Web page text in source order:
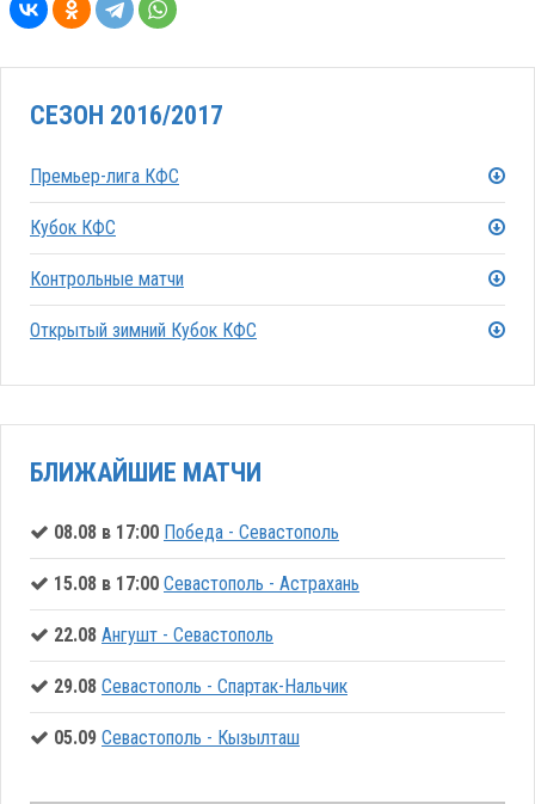
СЕЗОН 2016/2017
Премьер-лига КФС
Кубок КФС
Контрольные матчи
Открытый зимний Кубок КФС
БЛИЖАЙШИЕ МАТЧИ
08.08 в 17:00 Победа - Севастополь
15.08 в 17:00 Севастополь - Астрахань
22.08 Ангушт - Севастополь
29.08 Севастополь - Спартак-Нальчик
05.09 Севастополь - Кызылташ